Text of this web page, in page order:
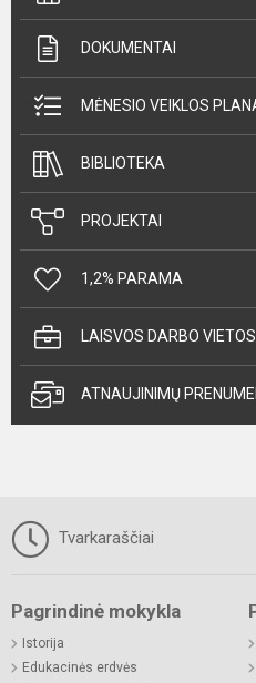
DOKUMENTAI
MĖNESIO VEIKLOS
BIBLIOTEKA
PROJEKTAI
1,2% PARAMA
LAISVOS DARBO VIETOS
ATNAUJINIMŲ
Tvarkaraščiai
Pagrindinė mokykla
Istorija
Edukacinės erdvės